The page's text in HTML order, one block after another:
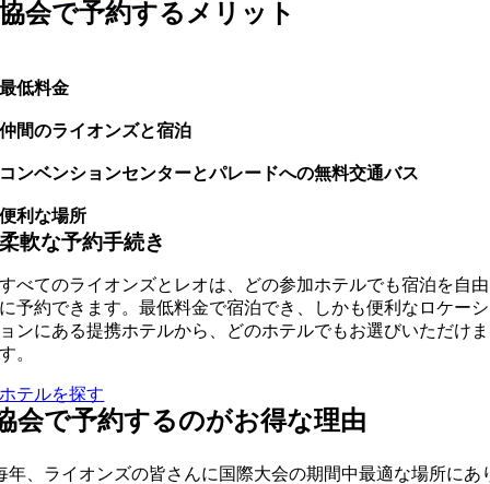
協会で予約するメリット
最低料金
仲間のライオンズと宿泊
コンベンションセンターとパレードへの無料交通バス
便利な場所
柔軟な予約手続き
すべてのライオンズとレオは、どの参加ホテルでも宿泊を自由
に予約できます。最低料金で宿泊でき、しかも便利なロケーシ
ョンにある提携ホテルから、どのホテルでもお選びいただけま
す。
ホテルを探す
会で予約するのがお得な理由
年、ライオンズの皆さんに国際大会の期間中最適な場所にあ